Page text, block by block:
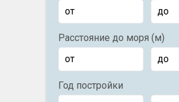
Расстояние до моря (м)
Год постройки